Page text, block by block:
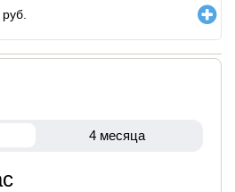
руб.
4 месяца